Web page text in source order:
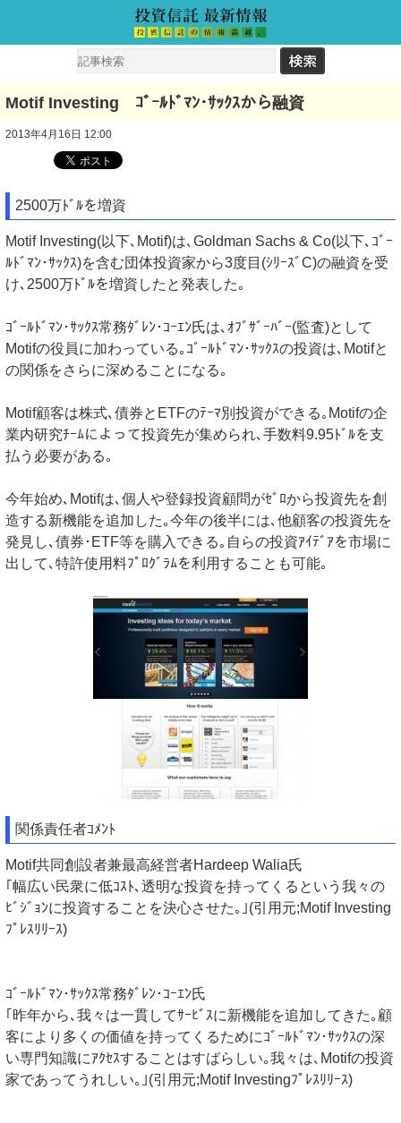
Motif Investing ｺﾞｰﾙﾄﾞﾏﾝ･ｻｯｸｽから融資
2013年4月16日 12:00
2500万ﾄﾞﾙを増資
Motif Investing(以下､Motif)は､Goldman Sachs & Co(以下､ｺﾞｰ
ﾙﾄﾞﾏﾝ･ｻｯｸｽ)を含む団体投資家から3度目(ｼﾘｰｽﾞC)の融資を受
け､2500万ﾄﾞﾙを増資したと発表した｡
ｺﾞｰﾙﾄﾞﾏﾝ･ｻｯｸｽ常務ﾀﾞﾚﾝ･ｺｰｴﾝ氏は､ｵﾌﾞｻﾞｰﾊﾞｰ(監査)として
Motifの役員に加わっている｡ｺﾞｰﾙﾄﾞﾏﾝ･ｻｯｸｽの投資は､Motifと
の関係をさらに深めることになる｡
Motif顧客は株式､債券とETFのﾃｰﾏ別投資ができる｡Motifの企
業内研究ﾁｰﾑによって投資先が集められ､手数料9.95ﾄﾞﾙを支
払う必要がある｡
今年始め､Motifは､個人や登録投資顧問がｾﾞﾛから投資先を創
造する新機能を追加した｡今年の後半には､他顧客の投資先を
発見し､債券･ETF等を購入できる｡自らの投資ｱｲﾃﾞｱを市場に
出して､特許使用料ﾌﾟﾛｸﾞﾗﾑを利用することも可能｡
関係責任者ｺﾒﾝﾄ
Motif共同創設者兼最高経営者Hardeep Walia氏
｢幅広い民衆に低ｺｽﾄ､透明な投資を持ってくるという我々の
ﾋﾞｼﾞｮﾝに投資することを決心させた｡｣(引用元;Motif Investing
ﾌﾟﾚｽﾘﾘｰｽ)
ｺﾞｰﾙﾄﾞﾏﾝ･ｻｯｸｽ常務ﾀﾞﾚﾝ･ｺｰｴﾝ氏
｢昨年から､我々は一貫してｻｰﾋﾞｽに新機能を追加してきた｡顧
客により多くの価値を持ってくるためにｺﾞｰﾙﾄﾞﾏﾝ･ｻｯｸｽの深
い専門知識にｱｸｾｽすることはすばらしい｡我々は､Motifの投資
家であってうれしい｡｣(引用元;Motif Investingﾌﾟﾚｽﾘﾘｰｽ)